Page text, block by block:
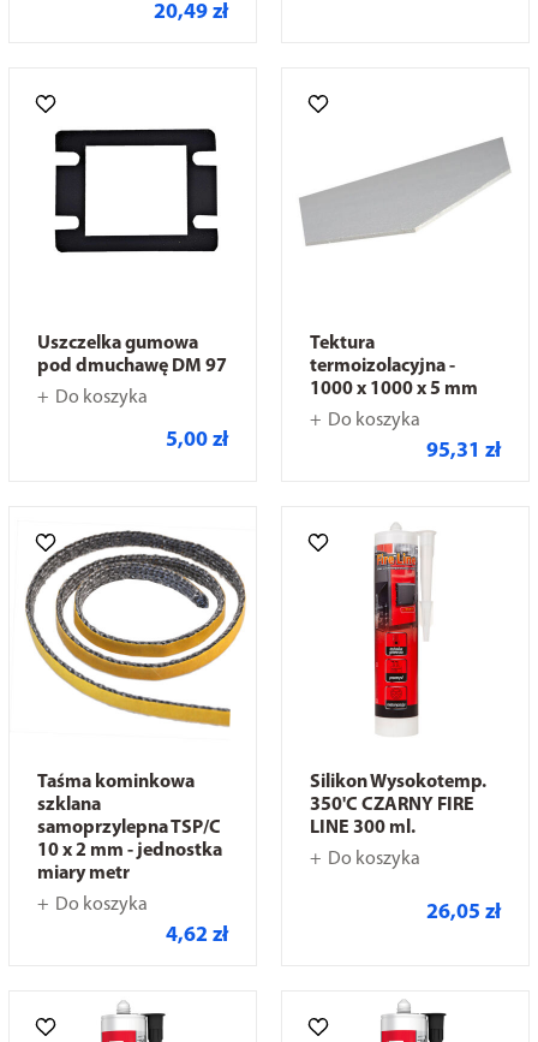
20,49 zł
Uszczelka gumowa
pod dmuchawę DM 97
Do koszyka
5,00 zł
Tektura
termoizolacyjna -
1000 x 1000 x 5 mm
Do koszyka
95,31 zł
Taśma kominkowa
szklana
samoprzylepna TSP/C
10 x 2 mm - jednostka
miary metr
Do koszyka
4,62 zł
Silikon Wysokotemp.
350'C CZARNY FIRE
LINE 300 ml.
Do koszyka
26,05 zł